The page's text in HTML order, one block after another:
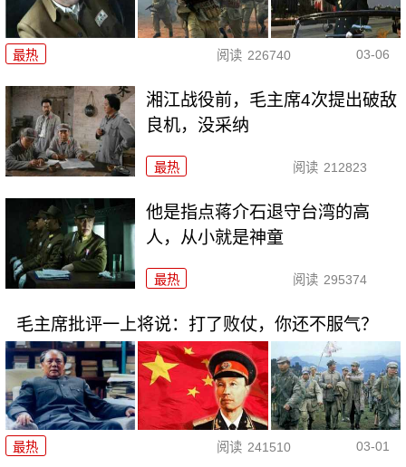
最热 阅读 226740 03-06
湘江战役前，毛主席4次提出破敌
良机，没采纳
最热 阅读 212823
他是指点蒋介石退守台湾的高
人，从小就是神童
最热 阅读 295374
毛主席批评一上将说：打了败仗，你还不服气？
最热 阅读 241510 03-01